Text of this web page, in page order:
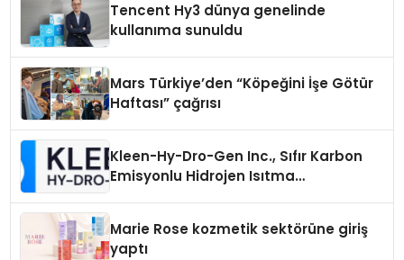
Tencent Hy3 dünya genelinde
kullanıma sunuldu
Mars Türkiye’den “Köpeğini İşe Götür
Haftası” çağrısı
Kleen-Hy-Dro-Gen Inc., Sıfır Karbon
Emisyonlu Hidrojen Isıtma
Marie Rose kozmetik sektörüne giriş
yaptı